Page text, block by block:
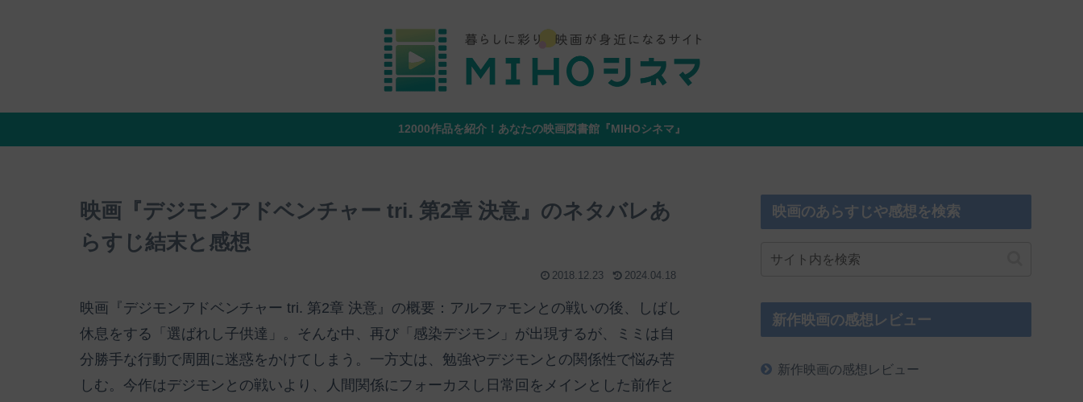
12000作品を紹介！あなたの映画図書館『MIHOシネマ』
映画『デジモンアドベンチャー tri. 第2章 決意』のネタバレあ
らすじ結末と感想
2018.12.23 2024.04.18
映画『デジモンアドベンチャー tri. 第2章 決意』の概要：アルファモンとの戦いの後、しばし
休息をする「選ばれし子供達」。そんな中、再び「感染デジモン」が出現するが、ミミは自
分勝手な行動で周囲に迷惑をかけてしまう。一方丈は、勉強やデジモンとの関係性で悩み苦
しむ。今作はデジモンとの戦いより、人間関係にフォーカスし日常回をメインとした前作と
映画のあらすじや感想を検索
新作映画の感想レビュー
新作映画の感想レビュー